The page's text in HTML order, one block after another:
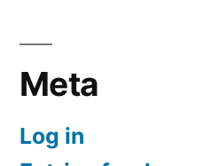
Meta
Log in